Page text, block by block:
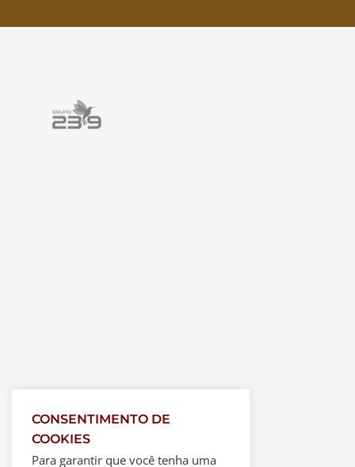
CONSENTIMENTO DE
COOKIES
Para garantir que você tenha uma